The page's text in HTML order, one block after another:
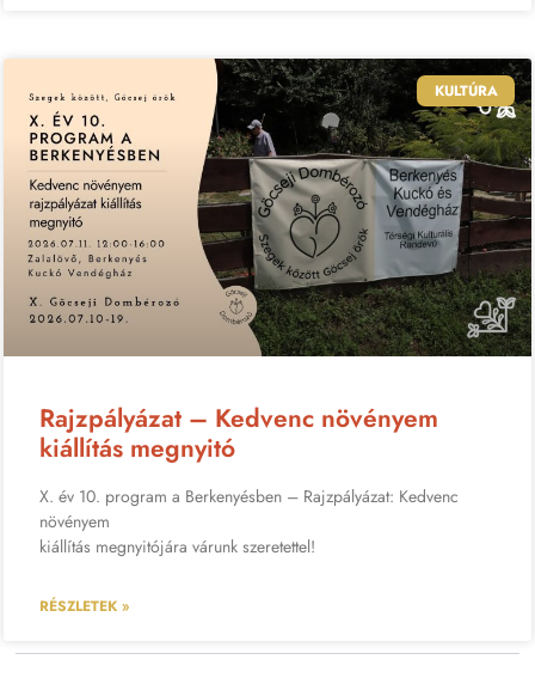
KULTÚRA
Rajzpályázat – Kedvenc növényem
kiállítás megnyitó
X. év 10. program a Berkenyésben – Rajzpályázat: Kedvenc
növényem
kiállítás megnyitójára várunk szeretettel!
RÉSZLETEK »